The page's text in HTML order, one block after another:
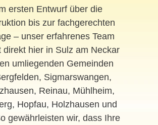
ersten Entwurf über die
bis zur fachgerechten
– unser erfahrenes Team
direkt hier in Sulz am Neckar
umliegenden Gemeinden
Sigmarswangen,
Reinau, Mühlheim,
Hopfau, Holzhausen und
gewährleisten wir, dass Ihre